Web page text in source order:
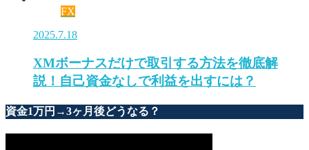
FX
2025.7.18
XMボーナスだけで取引する方法を徹底解
説！自己資金なしで利益を出すには？
資金1万円→3ヶ月後どうなる？